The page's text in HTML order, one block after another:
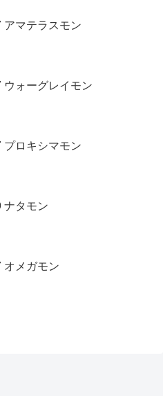
アマテラスモン
ウォーグレイモン
プロキシマモン
ナタモン
オメガモン